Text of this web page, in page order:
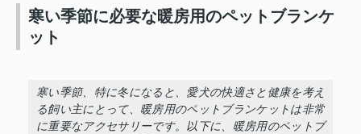
寒い季節に必要な暖房用のペットブランケ
ット
寒い季節、特に冬になると、愛犬の快適さと健康を考え
る飼い主にとって、暖房用のペットブランケットは非常
に重要なアクセサリーです。以下に、暖房用のペットブ